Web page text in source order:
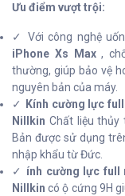
Ưu điểm vượt trội:
✓ Với công nghệ
iPhone Xs Max,
thường, giúp bảo vệ
nguyên bản của máy.
✓
Kính cường lực
Nillkin Chất liệu thủy
Bản được sử dụng
nhập khẩu từ Đức.
✓ ính cường lực full
Nillkincó ộ cứng 9H